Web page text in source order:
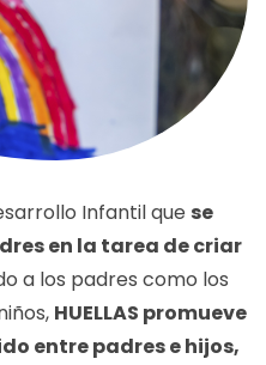
Infantil que se
en la tarea de criar
a los padres como los
HUELLAS promueve
entre padres e hijos,